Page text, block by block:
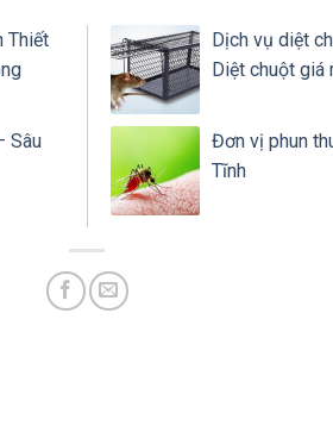
Thiết
Sâu
Dịch vụ diệt
Diệt chuột giá
Đơn vị phun
Tĩnh